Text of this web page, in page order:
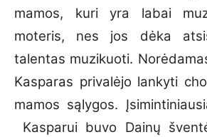
mamos, kuri yra labai
moteris, nes jos dėka
talentas muzikuoti.
Kasparas privalėjo lankyti
mamos sąlygos.
Kasparui buvo Dainų